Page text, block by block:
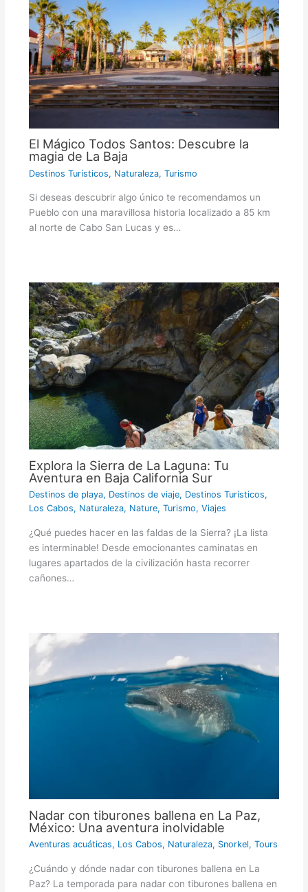
El Mágico Todos Santos: Descubre la
magia de La Baja
Destinos Turísticos, Naturaleza, Turismo
Si deseas descubrir algo único te recomendamos un
Pueblo con una maravillosa historia localizado a 85 km
al norte de Cabo San Lucas y es…
Explora la Sierra de La Laguna: Tu
Aventura en Baja California Sur
Destinos de playa, Destinos de viaje, Destinos Turísticos,
Los Cabos, Naturaleza, Nature, Turismo, Viajes
¿Qué puedes hacer en las faldas de la Sierra? ¡La lista
es interminable! Desde emocionantes caminatas en
lugares apartados de la civilización hasta recorrer
cañones…
Nadar con tiburones ballena en La Paz,
México: Una aventura inolvidable
Aventuras acuáticas, Los Cabos, Naturaleza, Snorkel, Tours
¿Cuándo y dónde nadar con tiburones ballena en La
Paz? La temporada para nadar con tiburones ballena en